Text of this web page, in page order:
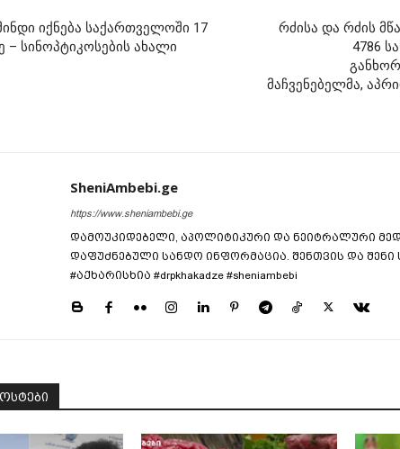
იქნება საქართველოში 17
სინოპტიკოსების ახალი
რძისა და რძის
4786
მაჩვენებელმა,
SheniAmbebi.ge
https://www.sheniambebi.ge
დამოუკიდებელი, აპოლიტიკური და ნეიტრალური
დაფუძნებული სანდო ინფორმაცია. შენთვის და
#აქხარისხია #drpkhakadze #sheniambebi